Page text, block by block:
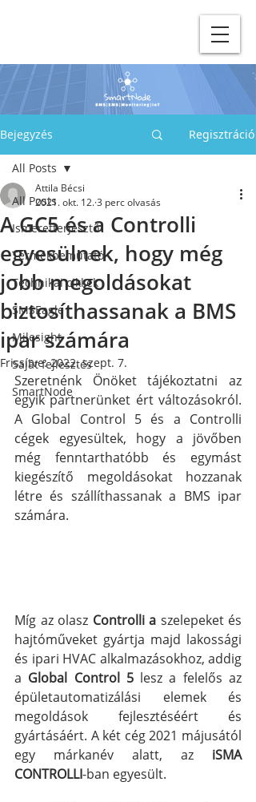
Bejegyzés Regisztráció
All Posts
Ismeretterjesztő
Termékbemutató
Technikai cikkek
SMSEagle
Milesight
Saját fejlesztés
SmartNode
All Posts
A GC5 és a Controlli
egyesülnek, hogy még
jobb megoldásokat
biztosíthassanak a BMS
ipar számára
Attila Bécsi
2021. okt. 12.3 perc olvasás
Frissítve:2022. szept. 7.
Szeretnénk Önöket tájékoztatni az
egyik partnerünket ért változásokról.
A Global Control 5 és a Controlli
cégek egyesültek, hogy a jövőben
még fenntarthatóbb és egymást
kiegészítő megoldásokat hozzanak
létre és szállíthassanak a BMS ipar
számára.
Míg az olasz Controlli a szelepeket és
hajtóműveket gyártja majd lakossági
és ipari HVAC alkalmazásokhoz, addig
a Global Control 5 lesz a felelős az
épületautomatizálási elemek és
megoldások fejlesztéséért és
gyártásáért. A két cég 2021 májusától
egy márkanév alatt, az iSMA
CONTROLLI-ban egyesült.